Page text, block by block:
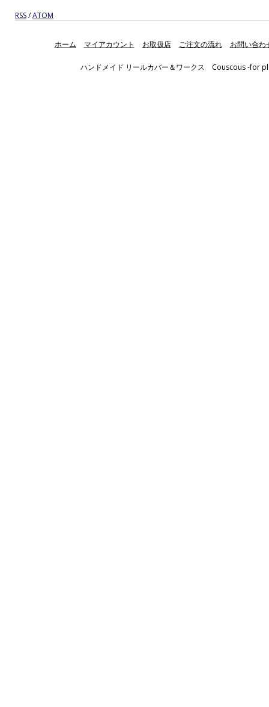
RSS/ATOM
ホーム マイアカウント お取扱店 ご注文の流れ お問い合わ
ハンドメイド リールカバー＆ワークス Couscous -for